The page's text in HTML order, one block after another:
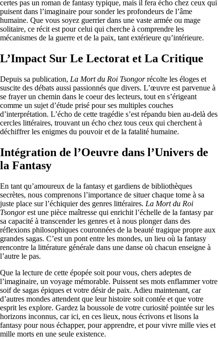
certes pas un roman de fantasy typique, mais il fera écho chez ceux qui
puisent dans l’imaginaire pour sonder les profondeurs de l’âme
humaine. Que vous soyez guerrier dans une vaste armée ou mage
solitaire, ce récit est pour celui qui cherche à comprendre les
mécanismes de la guerre et de la paix, tant extérieure qu’intérieure.
L’Impact Sur Le Lectorat et La Critique
Depuis sa publication, La Mort du Roi Tsongorrécolte les éloges et
suscite des débats aussi passionnés que divers. L’œuvre est parvenue à
se frayer un chemin dans le coeur des lecteurs, tout en s’érigeant
comme un sujet d’étude prisé pour ses multiples couches
d’interprétation. L’écho de cette tragédie s’est répandu bien au-delà des
cercles littéraires, trouvant un écho chez tous ceux qui cherchent à
déchiffrer les enigmes du pouvoir et de la fatalité humaine.
Intégration de l’Oeuvre dans l’Univers de
la Fantasy
En tant qu’amoureux de la fantasy et gardiens de bibliothèques
secrètes, nous comprenons l’importance de situer chaque tome à sa
juste place sur l’échiquier des genres littéraires. La Mort du Roi
Tsongorest une pièce maîtresse qui enrichit l’échelle de la fantasy par
sa capacité à transcender les genres et à nous plonger dans des
réflexions philosophiques couronnées de la beauté tragique propre aux
grandes sagas. C’est un pont entre les mondes, un lieu où la fantasy
rencontre la littérature générale dans une danse où chacun enseigne à
l’autre le pas.
Que la lecture de cette épopée soit pour vous, chers adeptes de
l’imaginaire, un voyage mémorable. Puissent ses mots enflammer votre
soif de sagas épiques et votre désir de paix. Adieu maintenant, car
d’autres mondes attendent que leur histoire soit contée et que votre
esprit les explore. Gardez la boussole de votre curiosité pointée sur les
horizons inconnus, car ici, en ces lieux, nous écrivons et lisons la
fantasy pour nous échapper, pour apprendre, et pour vivre mille vies et
mille morts en une seule existence.